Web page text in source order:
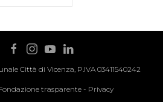
Città di Vicenza, P.IVA 03411540242
trasparente - Privacy